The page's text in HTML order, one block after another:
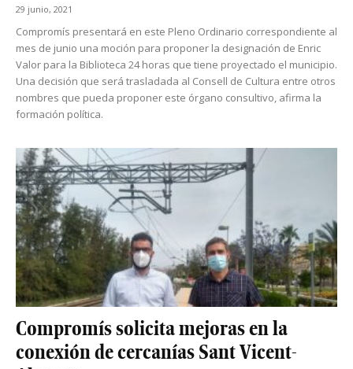
29 junio, 2021
Compromís presentará en este Pleno Ordinario correspondiente al
mes de junio una moción para proponer la designación de Enric
Valor para la Biblioteca 24 horas que tiene proyectado el municipio.
Una decisión que será trasladada al Consell de Cultura entre otros
nombres que pueda proponer este órgano consultivo, afirma la
formación política.
Compromís solicita mejoras en la
conexión de cercanías Sant Vicent-